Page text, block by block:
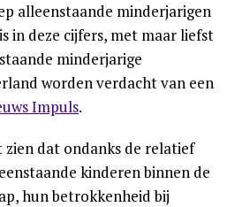
alleenstaande minderjarigen
in deze cijfers, met maar liefst
minderjarige
worden verdacht van een
Impuls.
dat ondanks de relatief
kinderen binnen de
hun betrokkenheid bij